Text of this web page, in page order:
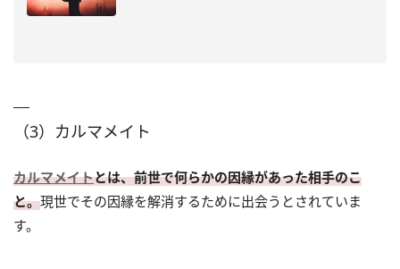
（3）カルマメイト
カルマメイトとは、前世で何らかの因縁があった相手のこ
と。現世でその因縁を解消するために出会うとされていま
す。